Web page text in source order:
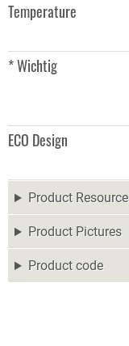
Temperature
* Wichtig
ECO Design
Product
Product Pictures
Product code